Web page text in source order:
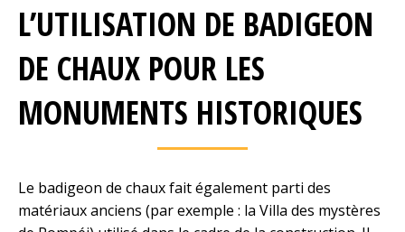
L’UTILISATION DE BADIGEON
DE CHAUX POUR LES
MONUMENTS HISTORIQUES
Le badigeon de chaux fait également parti des
matériaux anciens (par exemple : la Villa des mystères